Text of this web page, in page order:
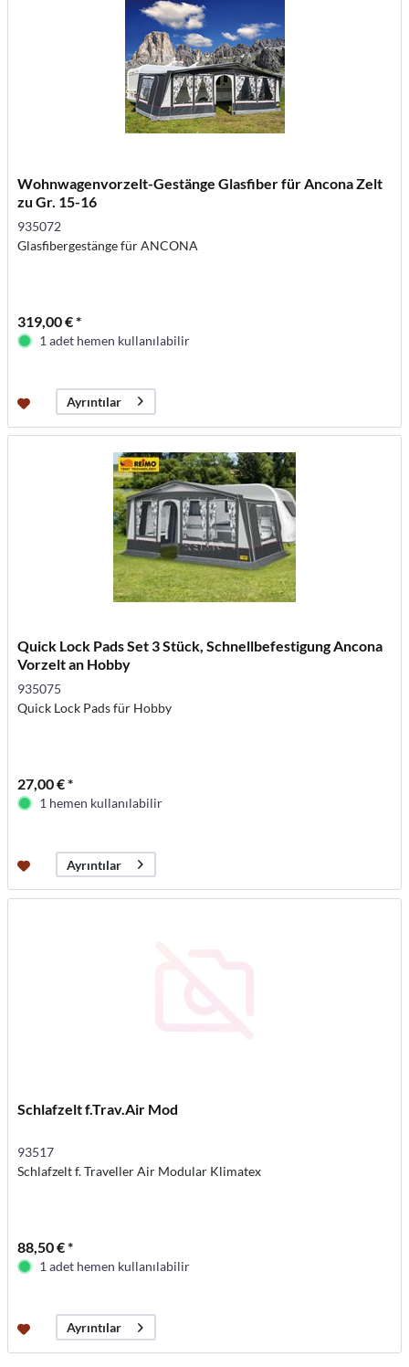
Wohnwagenvorzelt-Gestänge Glasfiber für Ancona Zelt
zu Gr. 15-16
935072
Glasfibergestänge für ANCONA
319,00 € *
1 adet hemen kullanılabilir
Ayrıntılar
Quick Lock Pads Set 3 Stück, Schnellbefestigung Ancona
Vorzelt an Hobby
935075
Quick Lock Pads für Hobby
27,00 € *
1 hemen kullanılabilir
Ayrıntılar
Schlafzelt f.Trav.Air Mod
93517
Schlafzelt f. Traveller Air Modular Klimatex
88,50 € *
1 adet hemen kullanılabilir
Ayrıntılar